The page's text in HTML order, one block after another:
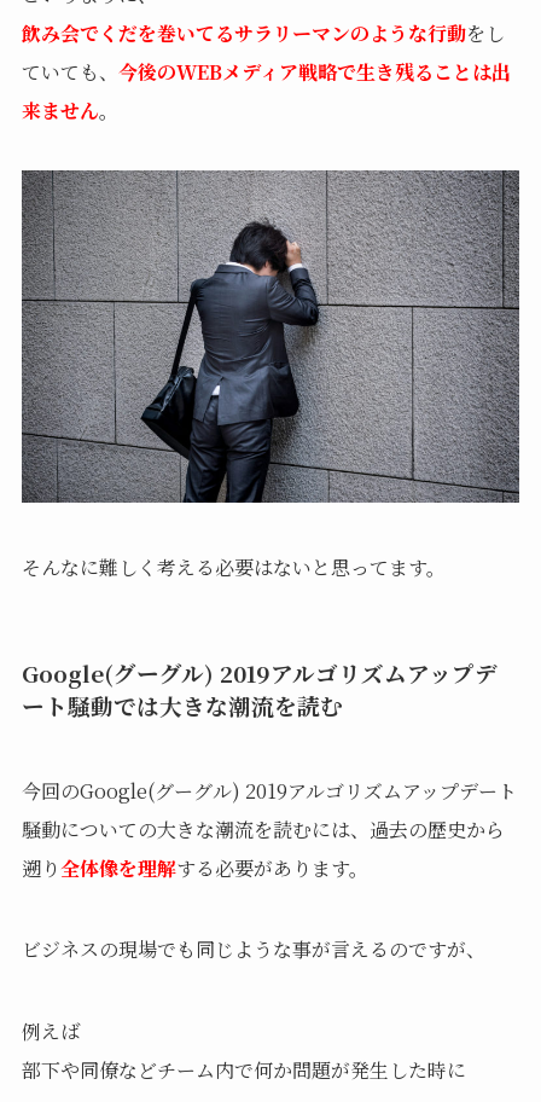
飲み会でくだを巻いてるサラリーマンのような行動をし
ていても、 今後のWEBメディア戦略で生き残ることは出
来ません。
そんなに難しく考える必要はないと思ってます。
Google(グーグル) 2019アルゴリズムアップデ
ート騒動では大きな潮流を読む
今回のGoogle(グーグル) 2019アルゴリズムアップデート
騒動についての大きな潮流を読むには、過去の歴史から
遡り全体像を理解する必要があります。
ビジネスの現場でも同じような事が言えるのですが、
例えば
部下や同僚などチーム内で何か問題が発生した時に